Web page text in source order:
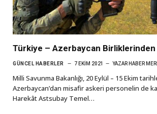
Türkiye – Azerbaycan
GÜNCEL HABERLER 7 EKIM 2021 YAZAR HABER
Milli Savunma Bakanlığı, 20 Eylül – 15 Ekim
Azerbaycan’dan misafir askeri personelin de
Harekât Astsubay Temel…